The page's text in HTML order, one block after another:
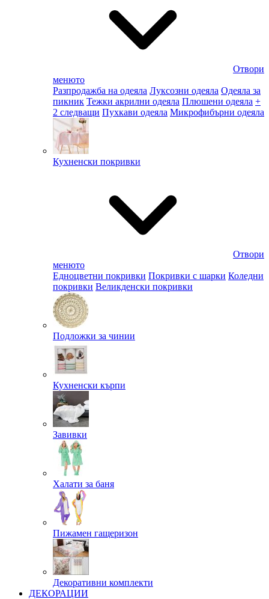
Отвори
менюто
Разпродажба на одеяла Луксозни одеяла Одеяла за
пикник Тежки акрилни одеяла Плюшени одеяла +
2 следващи Пухкави одеяла Микрофибърни одеяла
Кухненски покривки
Отвори
менюто
Едноцветни покривки Покривки с шарки Коледни
покривки Великденски покривки
Подложки за чинии
Кухненски кърпи
Завивки
Халати за баня
Пижамен гащеризон
Декоративни комплекти
ДЕКОРАЦИИ